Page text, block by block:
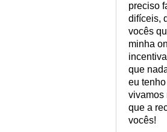
preciso
difíceis,
vocês
minha
que
eu
vivamos
que a
vocês!